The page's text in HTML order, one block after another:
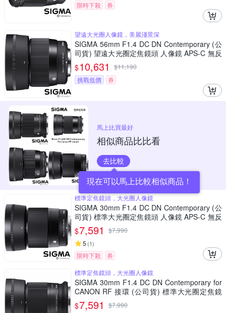
限時下殺
券
望遠大光圈人像鏡，美麗淺景深
SIGMA 56mm F1.4 DC DN Contemporary (公
司貨) 望遠大光圈定焦鏡頭 人像鏡 APS-C 無反
微單眼專用鏡頭
$10,631 $11,190
挑戰低價
券
馬上比買最好
相似商品比比看
去比較
現在可以馬上比較相似商品！
標準定焦鏡頭，大光圈人像鏡
SIGMA 30mm F1.4 DC DN Contemporary (公
司貨) 標準大光圈定焦鏡頭 人像鏡 APS-C 無反
微單眼專用鏡頭
$7,591 $7,990
5 (1)
限時下殺
券
標準定焦鏡頭，大光圈人像鏡
SIGMA 30mm F1.4 DC DN Contemporary for
CANON RF 接環 (公司貨) 標準大光圈定焦鏡
人像鏡 APS-C 無反微單眼專用鏡頭
$7,591 $7,990